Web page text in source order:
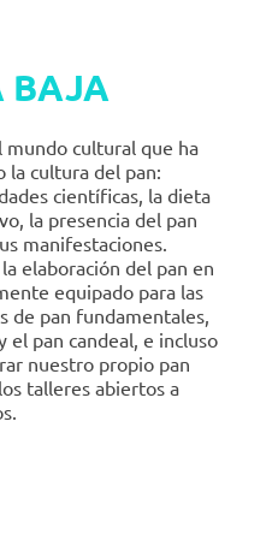
BAJA
mundo cultural que ha
la cultura del pan:
científicas, la dieta
la presencia del pan
manifestaciones.
elaboración del pan en
equipado para las
de pan fundamentales,
el pan candeal, e incluso
nuestro propio pan
talleres abiertos a